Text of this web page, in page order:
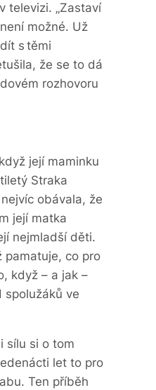
televizi. „Zastaví
možné. Už
s těmi
že se to dá
rozhovoru
její maminku
Straka
obávala, že
její matka
nejmladší děti.
pamatuje, co pro
když – a jak –
spolužáků ve
sílu si o tom
let to pro
Ten příběh